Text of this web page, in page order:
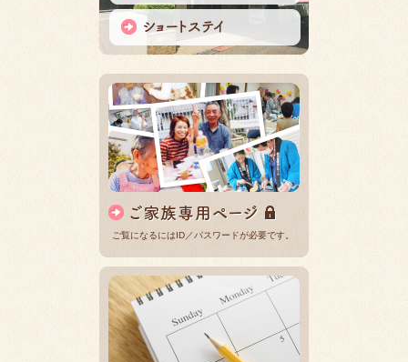
ご覧になるにはID／パスワードが必要です。